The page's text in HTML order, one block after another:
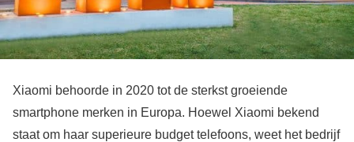
Xiaomi behoorde in 2020 tot de sterkst groeiende
smartphone merken in Europa. Hoewel Xiaomi bekend
staat om haar superieure budget telefoons, weet het bedrijf